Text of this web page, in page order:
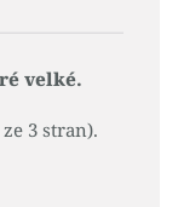
velké.
3 stran).